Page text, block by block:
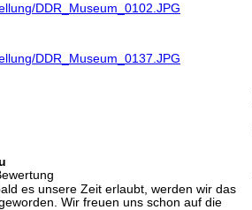
DDR_Museum_0102.JPG
DDR_Museum_0137.JPG
es unsere Zeit erlaubt, werden wir das
Wir freuen uns schon auf die